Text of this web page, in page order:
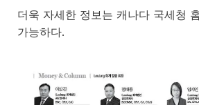
더욱 자세한 정보는 캐나다 국세청
가능하다.